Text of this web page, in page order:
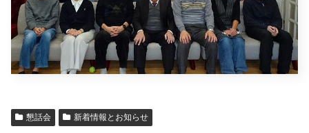
懇話会 新着情報とお知らせ